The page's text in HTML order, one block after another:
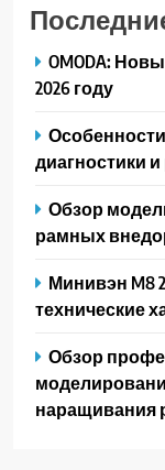
OMODA:
2026 году
диагностики
Обзор
рамных
Минивэн M8
технические
Обзор
наращивания